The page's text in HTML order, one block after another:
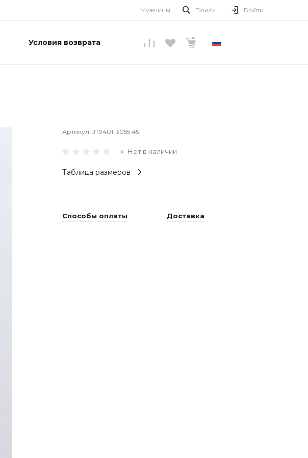
Мужчины Поиск Войти
Условия возврата
Артикул: JT9401-3055 #5
Нет в наличии
Таблица размеров
Способы оплаты Доставка